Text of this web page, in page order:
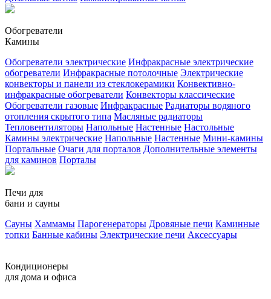
Обогреватели
Камины
Обогреватели электрические Инфракрасные электрические
обогреватели Инфракрасные потолочные Электрические
конвекторы и панели из стеклокерамики Конвективно-
инфракрасные обогреватели Конвекторы классические
Обогреватели газовые Инфракрасные Радиаторы водяного
отопления скрытого типа Масляные радиаторы
Тепловентиляторы Напольные Настенные Настольные
Камины электрические Напольные Настенные Мини-камины
Портальные Очаги для порталов Дополнительные элементы
для каминов Порталы
Печи для
бани и сауны
Сауны Хаммамы Парогенераторы Дровяные печи Каминные
топки Банные кабины Электрические печи Аксессуары
Кондиционеры
для дома и офиса